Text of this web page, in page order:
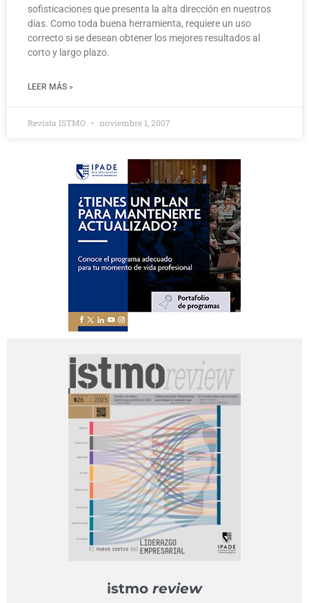
sofisticaciones que presenta la alta dirección en nuestros
días. Como toda buena herramienta, requiere un uso
correcto si se desean obtener los mejores resultados al
corto y largo plazo.
LEER MÁS »
Revista ISTMO noviembre 1, 2007
istmo review